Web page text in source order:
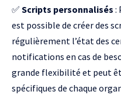
✅ Scripts personnalisés :
est possible de créer des
régulièrement l’état des
notifications en cas de
grande flexibilité et peut
spécifiques de chaque